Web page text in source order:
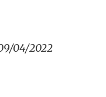
04/2022